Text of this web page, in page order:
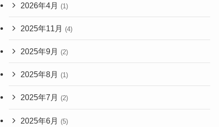
2026年4月 (1)
2025年11月 (4)
2025年9月 (2)
2025年8月 (1)
2025年7月 (2)
2025年6月 (5)